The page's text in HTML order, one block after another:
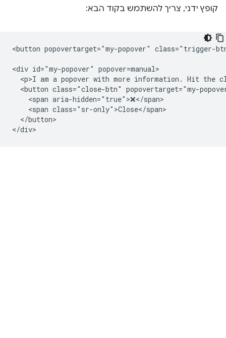
קופץ ידני, צריך להשתמש בקוד הבא:
<button popovertarget="my-popover" class="trigger-
<div id="my-popover" popover=manual>
<p>I am a popover with more information. Hit the
<button class="close-btn" popovertarget="my-
    <span aria-hidden="true">❌</span>
    <span class="sr-only">Close</span>
  </button>